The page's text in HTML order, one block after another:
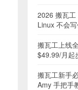
2026 搬瓦工
Linux 不会
搬瓦工上线
$49.99/月起
搬瓦工新手
Amy 手把手